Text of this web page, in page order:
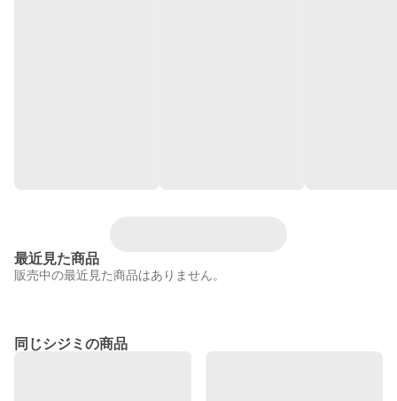
最近見た商品
販売中の最近見た商品はありません。
同じシジミの商品